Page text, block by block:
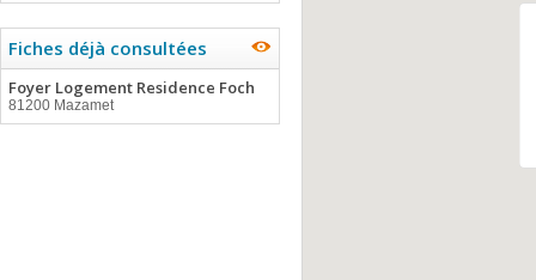
Fiches déjà consultées
Foyer Logement Residence Foch
81200 Mazamet